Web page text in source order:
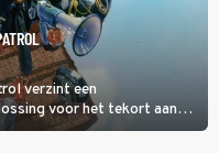
verzint een
voor het tekort aan